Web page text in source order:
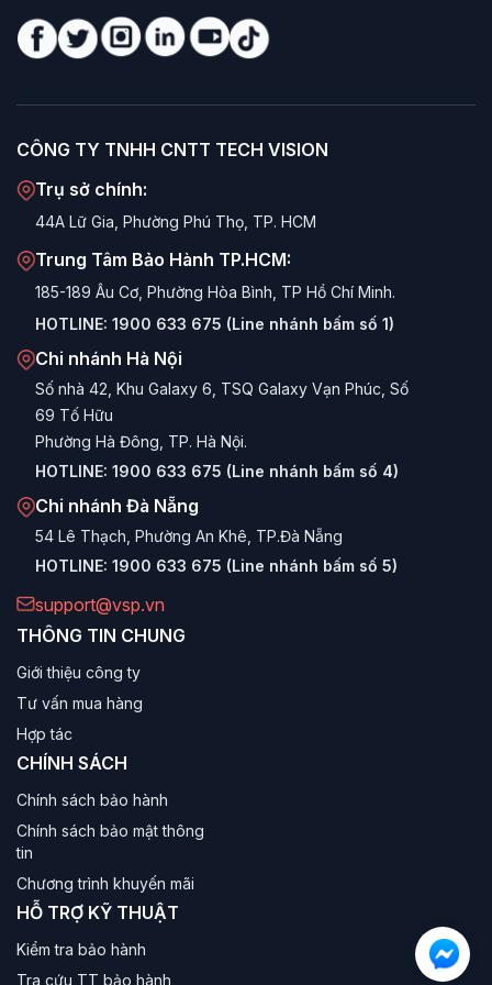
Gen 12/13(Socket 1700 PC) cho tốc độ xử lý nhanh,
không thua kém máy tính để bàn truyền thống, khác biệt
Màn hình chất lượng:Trang bị tấm nền IPS Full HD,
Wi-Fi, Bluetooth
kiện nào để học Online hay họp trực tuyến.
Giá thành hấp dẫn:Chi phí sở hữu trọn bộ AIO VSP
thường thấp hơn so với việc mua rời màn hình + PC +
Loa + Webcam có cấu hình tương đương.
Các dòng AIO VSP nổi bật
1. Dòng AIO 24 Inch (VA240P / VA241)
Tiêu biểu:
VSP VA240P, VA241-610H
Kích thước tiêu chuẩn cho văn phòng và học tập. Màn
hình 23.8 inch vừa vặn, độ nét cao. Thiết kế chân đế kim
loại chắc chắn, có tùy chọn màu Trắng (White) rất đẹp.
2. Dòng AIO 27 Inch (VA271)
Tiêu biểu:VSP VA271-610H
nhiệm rộng rãi hơn, phù hợp cho kế toán, làm Excel nhiều
cột hoặc giải trí xem phim đã mắt hơn.
3. Dòng AIO Nhỏ Gọn (VA221)
Tiêu biểu: VSP VA221-610H
Kích thước 21.45 inch nhỏ gọn, giá siêu rẻ, phù hợp cho
các quầy thu ngân, ki-ốt tra cứu thông tin hoặc bàn học
nhỏ hẹp.
Ứng dụng thực tế
Văn phòng hiện đại (Smart Office): AIO VSP giúp
CÔNG TY TNHH CNTT TECH VISION
Trụ sở chính:
44A Lữ Gia, Phường Phú Thọ, TP. HCM
Trung Tâm Bảo Hành TP.HCM:
185-189 Âu Cơ, Phường Hòa Bình, TP Hồ Chí Minh.
HOTLINE: 1900 633 675 (Line nhánh bấm số 1)
Chi nhánh Hà Nội
Số nhà 42, Khu Galaxy 6, TSQ Galaxy Vạn Phúc, Số
69 Tố Hữu
Phường Hà Đông, TP. Hà Nội.
HOTLINE: 1900 633 675 (Line nhánh bấm số 4)
Chi nhánh Đà Nẵng
54 Lê Thạch, Phường An Khê, TP.Đà Nẵng
HOTLINE: 1900 633 675 (Line nhánh bấm số 5)
support@vsp.vn
THÔNG TIN CHUNG
Giới thiệu công ty
Tư vấn mua hàng
Hợp tác
CHÍNH SÁCH
Chính sách bảo hành
Chính sách bảo mật thông
tin
Chương trình khuyến mãi
HỖ TRỢ KỸ THUẬT
Kiểm tra bảo hành
Tra cứu TT bảo hành